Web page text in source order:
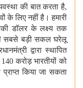
की बात करता है,
के लिए नहीं है। हमारी
डॉलर के लक्ष्य तक
सबसे बड़ी सकल घरेलू
द्वारा स्‍था‍पित
करोड़ भारतीयों को
किया जा सकता